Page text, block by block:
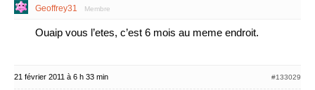
Geoffrey31 Membre
Ouaip vous l’etes, c’est 6 mois au meme endroit.
21 février 2011 à 6 h 33 min #133029